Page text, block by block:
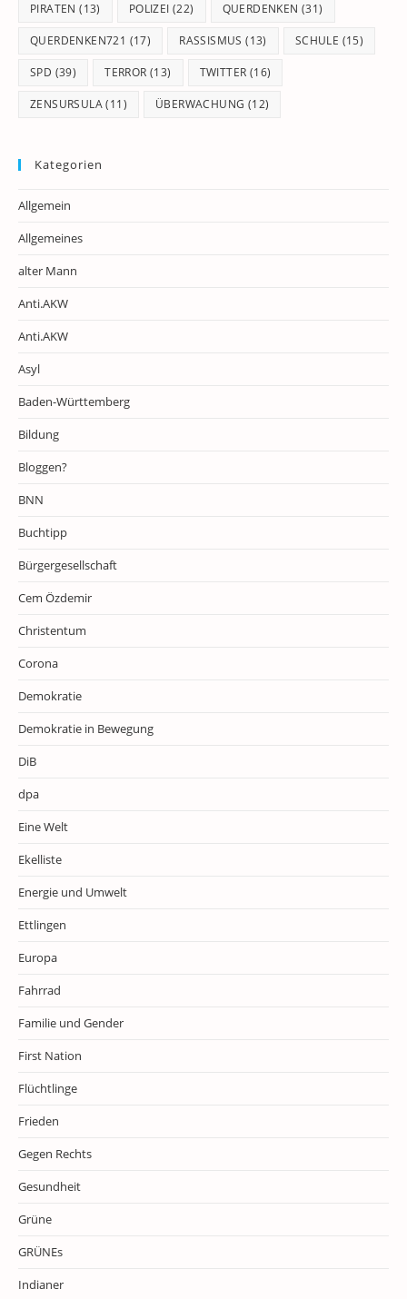
PIRATEN (13) POLIZEI (22) QUERDENKEN (31)
QUERDENKEN721 (17) RASSISMUS (13) SCHULE (15)
SPD (39) TERROR (13) TWITTER (16)
ZENSURSULA(11) ÜBERWACHUNG (12)
Kategorien
Allgemein
Allgemeines
alter Mann
Anti.AKW
Anti.AKW
Asyl
Baden-Württemberg
Bildung
Bloggen?
BNN
Buchtipp
Bürgergesellschaft
Cem Özdemir
Christentum
Corona
Demokratie
Demokratie in Bewegung
DiB
dpa
Eine Welt
Ekelliste
Energie und Umwelt
Ettlingen
Europa
Fahrrad
Familie und Gender
First Nation
Flüchtlinge
Frieden
Gegen Rechts
Gesundheit
Grüne
GRÜNEs
Indianer